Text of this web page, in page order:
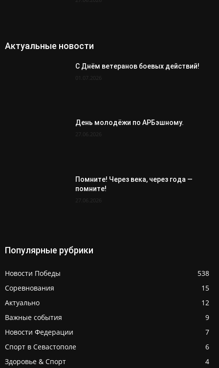
Актуальные новости
С Днём ветеранов боевых действий!
01.07.2026
День молодёжи по АРБэшному.
27.06.2026
Помните! Через века, через года —
помните!
27.06.2026
Популярные рубрики
Новости Победы
538
Соревнования
15
Актуально
12
Важные события
9
Новости Федерации
7
Спорт в Севастополе
6
Здоровье & Спорт
4